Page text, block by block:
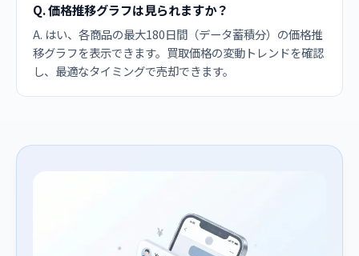
Q. 価格推移グラフは見られますか？
A. はい、各商品の最大180日間（データ蓄積分）の価格推
移グラフを表示できます。買取価格の変動トレンドを確認
し、最適なタイミングで売却できます。